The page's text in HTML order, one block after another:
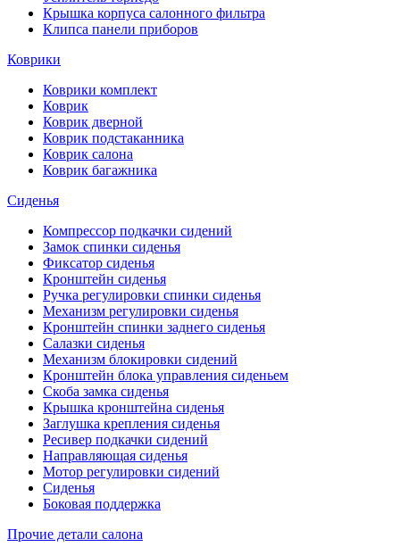
Крышка корпуса салонного фильтра
Клипса панели приборов
Коврики
Коврики комплект
Коврик
Коврик дверной
Коврик подстаканника
Коврик салона
Коврик багажника
Сиденья
Компрессор подкачки сидений
Замок спинки сиденья
Фиксатор сиденья
Кронштейн сиденья
Ручка регулировки спинки сиденья
Механизм регулировки сиденья
Кронштейн спинки заднего сиденья
Салазки сиденья
Механизм блокировки сидений
Кронштейн блока управления сиденьем
Скоба замка сиденья
Крышка кронштейна сиденья
Заглушка крепления сиденья
Ресивер подкачки сидений
Направляющая сиденья
Мотор регулировки сидений
Сиденья
Боковая поддержка
Прочие детали салона